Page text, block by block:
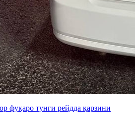
фуқаро тунги рейдда қарзини